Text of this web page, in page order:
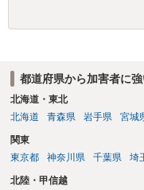
都道府県から加害者に
北海道・東北
北海道
青森県 岩手県 宮城
関東
東京都
神奈川県 千葉県 埼
北陸・甲信越